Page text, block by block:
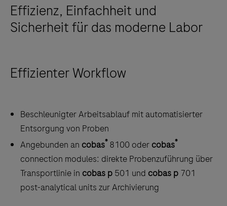
Effizienz, Einfachheit und
Sicherheit für das moderne Labor
Effizienter Workflow
Beschleunigter Arbeitsablauf mit automatisierter
Entsorgung von Proben
Angebunden an cobas®8100 oder cobas®
connection modules: direkte Probenzuführung über
Transportlinie in cobas p 501 und cobas p 701
post-analytical units zur Archivierung